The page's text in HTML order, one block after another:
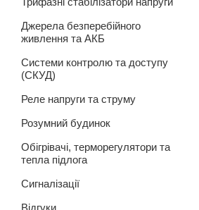
Джерела безперебійного
живлення та АКБ
Системи контролю та доступу
(СКУД)
Реле напруги та струму
Розумний будинок
Обігрівачі, терморегулятори та
тепла підлога
Сигналізації
Відгуки